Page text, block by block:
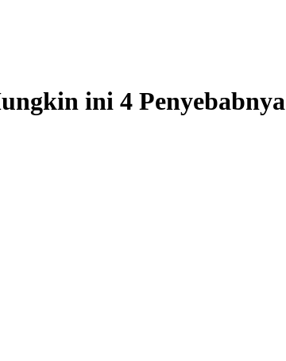
ini 4 Penyebabnya